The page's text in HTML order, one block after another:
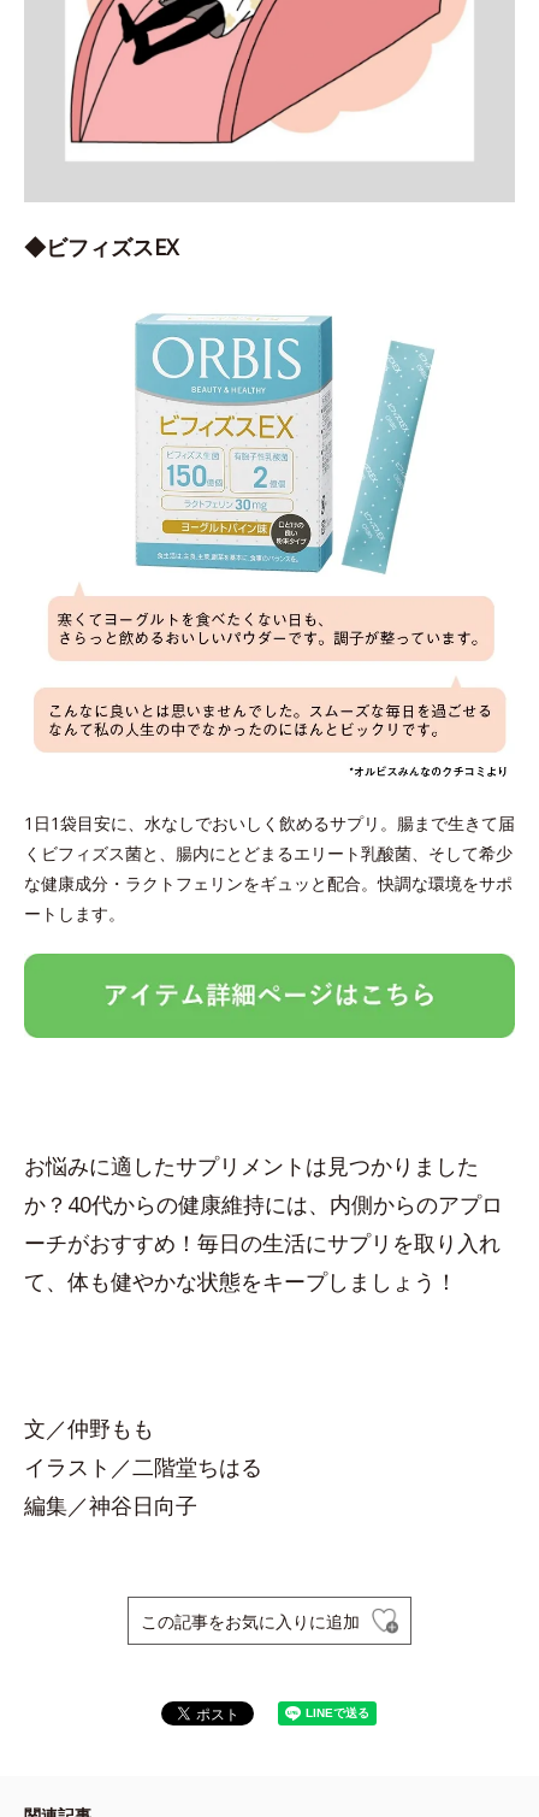
◆ビフィズスEX
1日1袋目安に、水なしでおいしく飲めるサプリ。腸まで生きて届
くビフィズス菌と、腸内にとどまるエリート乳酸菌、そして希少
な健康成分・ラクトフェリンをギュッと配合。快調な環境をサポ
ートします。
お悩みに適したサプリメントは見つかりました
か？40代からの健康維持には、内側からのアプロ
ーチがおすすめ！毎日の生活にサプリを取り入れ
て、体も健やかな状態をキープしましょう！
文／仲野もも
イラスト／二階堂ちはる
編集／神谷日向子
この記事をお気に入りに追加